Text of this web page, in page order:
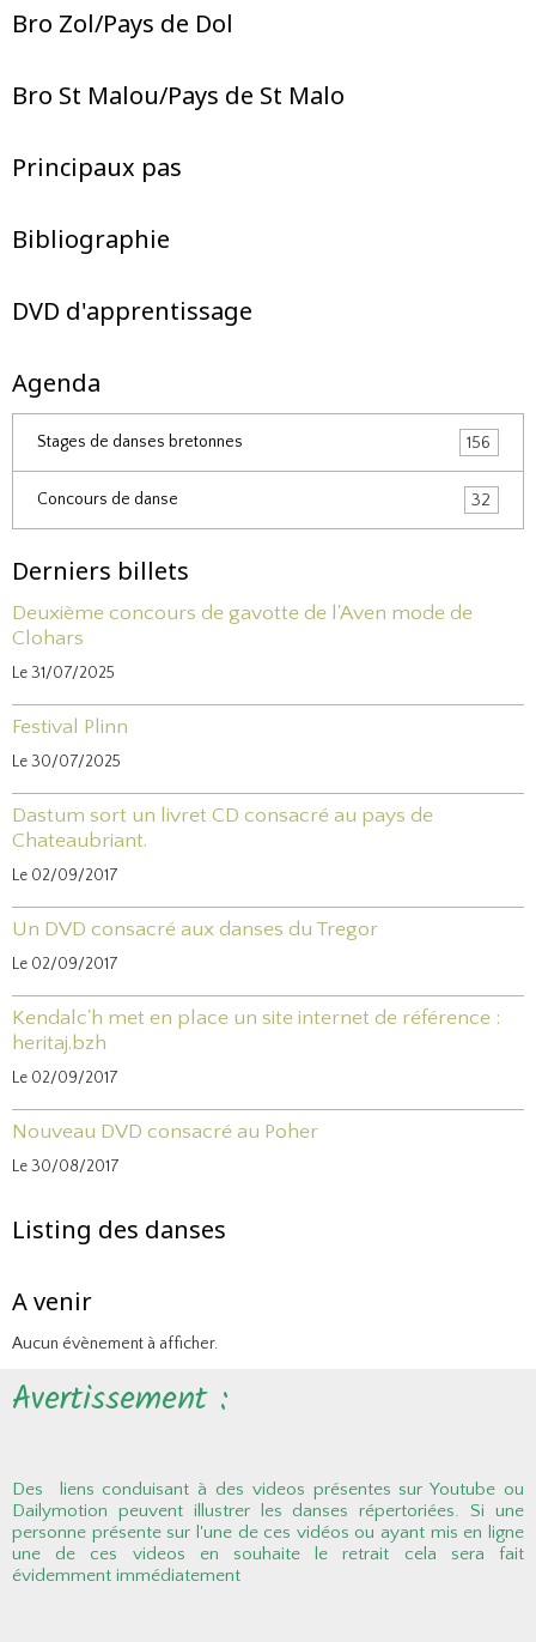
Bro Zol/Pays de Dol
Bro St Malou/Pays de St Malo
Principaux pas
Bibliographie
DVD d'apprentissage
Agenda
Stages de danses bretonnes 156
Concours de danse 32
Derniers billets
Deuxième concours de gavotte de l'Aven mode de
Clohars
Le 31/07/2025
Festival Plinn
Le 30/07/2025
Dastum sort un livret CD consacré au pays de
Chateaubriant.
Le 02/09/2017
Un DVD consacré aux danses du Tregor
Le 02/09/2017
Kendalc'h met en place un site internet de référence :
heritaj.bzh
Le 02/09/2017
Nouveau DVD consacré au Poher
Le 30/08/2017
Listing des danses
A venir
Aucun évènement à afficher.
Avertissement :
Des liens conduisant à des videos présentes sur Youtube ou
Dailymotion peuvent illustrer les danses répertoriées. Si une
personne présente sur l'une de ces vidéos ou ayant mis en ligne
une de ces videos en souhaite le retrait cela sera fait
évidemment immédiatement